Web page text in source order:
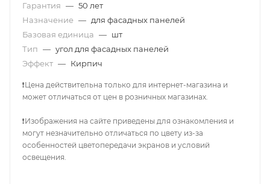
Гарантия — 50 лет
Назначение — для фасадных панелей
Базовая единица — шт
Тип — угол для фасадных панелей
Эффект — Кирпич
❗Цена действительна только для интернет-магазина и
может отличаться от цен в розничных магазинах.
❗Изображения на сайте приведены для ознакомления и
могут незначительно отличаться по цвету из-за
особенностей цветопередачи экранов и условий
освещения.